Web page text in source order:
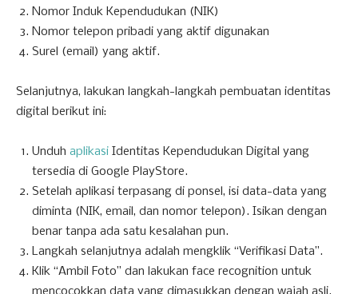
Nomor Induk Kependudukan (NIK)
Nomor telepon pribadi yang aktif digunakan
Surel (email) yang aktif.
Selanjutnya, lakukan langkah-langkah pembuatan identitas
digital berikut ini:
Unduh aplikasiIdentitas Kependudukan Digital yang
tersedia di Google PlayStore.
Setelah aplikasi terpasang di ponsel, isi data-data yang
diminta (NIK, email, dan nomor telepon). Isikan dengan
benar tanpa ada satu kesalahan pun.
Langkah selanjutnya adalah mengklik “Verifikasi Data”.
Klik “Ambil Foto” dan lakukan face recognition untuk